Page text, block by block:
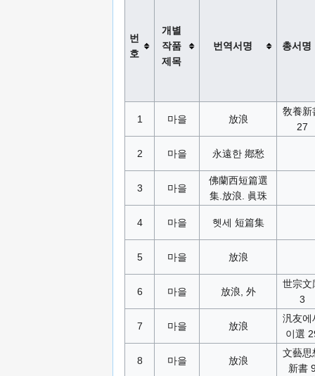
번
호
개별
작품
제목
번역서명 총서명
1 마을 放浪
敎養新
27
2 마을 永遠한 鄕愁
3 마을
佛蘭西短篇選
集.放浪. 眞珠
4 마을 헷세 短篇集
5 마을 放浪
6 마을 放浪, 外
世宗文
3
7 마을 放浪
汎友에
이選
8 마을 放浪
文藝思
新書